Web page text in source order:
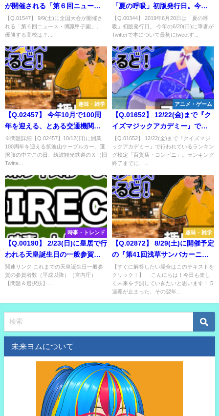
が開催される「第６回ニュー
ス・博識甲子園」。 優勝する高
校は？
【Q.01547】 9/9(土)に全国大会が開催さ
れる「第６回ニュース・博識甲子園」。
優勝する高校は？...
「夏の呼吸」初版発行日。今年
の6/20(日)に筆者がTwitterで本
について最初にtweetする時間帯
【Q.00344】 2019年6月20日は「夏の呼
吸」初版発行日。 今年の6/20(日)に筆者が
Twitterで本について最初にtweetす...
趣味・雑学
【Q.02457】 今年10月で100周
年を迎える、とある交通機関に
関する問題
※問題詳細【Q.02457】10/12(日)に開業
100周年を迎える筑波山ケーブルカー。選
択肢の中でこの日、筑波観光鉄道のＸ（旧
Twitte...
アニメ・ゲーム
【Q.01652】 12/22(金)まで『ク
イズマジックアカデミー』で行
われているランキング検定「百
貨店・コンビニ」。ランキング
終了までに、公式サイトに掲載
イヤーの人数は？
【Q.01652】 12/22(金)まで『クイズマジ
ックアカデミー』で行われているランキン
グ検定「百貨店・コンビニ」。ランキング
終了までに、...
時事・トレンド
【Q.00190】 2/23(日)に皇居で行
われる天皇誕生日の一般参賀。
宮内庁発表による今年の参賀者
数は？
関連リンク これまでの天皇誕生日一般参
賀の参賀者数（平成以降）（宮内庁）
【問題＆選択肢】...
趣味・雑学
【Q.02872】 8/29(土)に開催予定
の『第41回浅草サンバカーニバ
ル』。S1リーグの優勝チーム
は？
【すぐに解答したい場合はこのテキストを
クリック！】 こんにちは！今日も楽し
く未来を予測していきたいと思います！ 5
連覇が止まった、その翌年...
未来ヨムについて